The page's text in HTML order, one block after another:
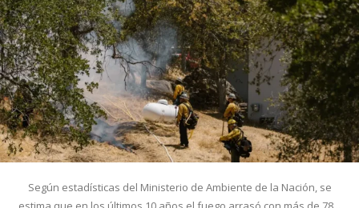
Según estadísticas del Ministerio de Ambiente de la Nación, se